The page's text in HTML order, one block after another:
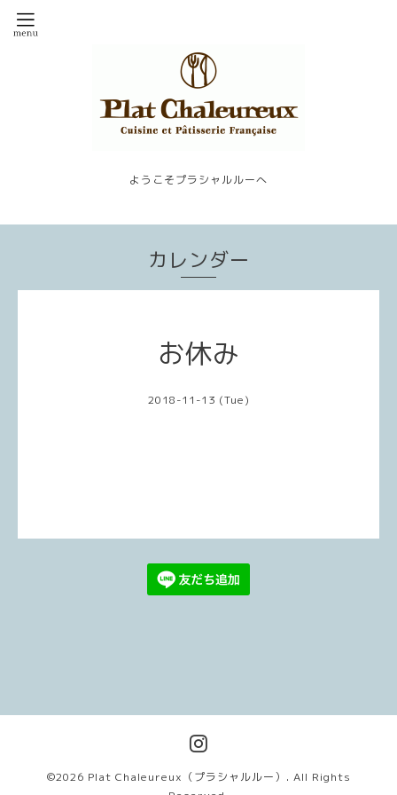
ようこそプラシャルルーへ
カレンダー
お休み
2018-11-13 (Tue)
©2026 Plat Chaleureux（プラシャルルー） . All Rights